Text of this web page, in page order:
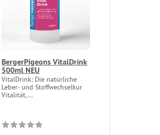
BergerPigeons VitalDrink
500ml NEU
VitalDrink: Die natürliche
Leber- und Stoffwechselkur
Vitalität,...